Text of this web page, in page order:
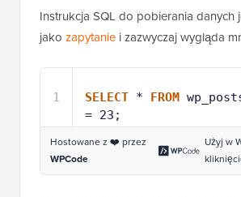
Instrukcja SQL do pobierania danych
jako zapytanie i zazwyczaj wygląda
1 SELECT * FROM
= 23;
Hostowane z ❤️ przez
WPCode
Użyj w